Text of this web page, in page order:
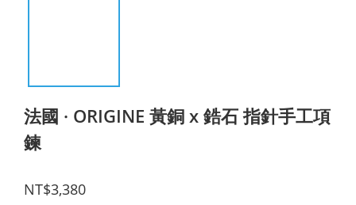
法國 · ORIGINE 黃銅 x 鋯石 指針手工項
鍊
NT$3,380